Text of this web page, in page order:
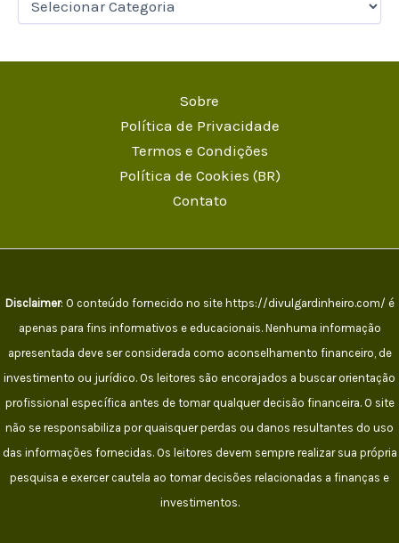
Sobre
Política de Privacidade
Termos e Condições
Política de Cookies (BR)
Contato
Disclaimer: O conteúdo fornecido no site https://divulgardinheiro.com/ é
apenas para fins informativos e educacionais. Nenhuma informação
apresentada deve ser considerada como aconselhamento financeiro, de
investimento ou jurídico. Os leitores são encorajados a buscar orientação
profissional específica antes de tomar qualquer decisão financeira. O site
não se responsabiliza por quaisquer perdas ou danos resultantes do uso
das informações fornecidas. Os leitores devem sempre realizar sua própria
pesquisa e exercer cautela ao tomar decisões relacionadas a finanças e
investimentos.